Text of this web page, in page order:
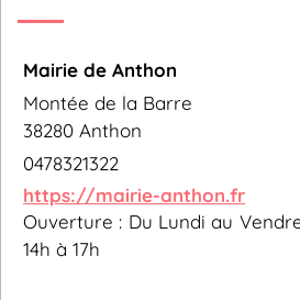
Mairie de Anthon
Montée de la Barre
38280 Anthon
0478321322
https://mairie-anthon.fr
Ouverture : Du Lundi au
14h à 17h